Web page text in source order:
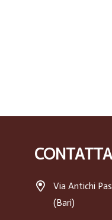
Via Antichi
(Bari)